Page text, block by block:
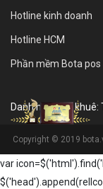
Hotline kinh doanh
Hotline HCM
Phần mềm Bota pos
Danh hiệu sao
Copyright © 2019
var